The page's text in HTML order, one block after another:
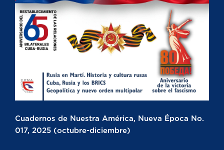
Cuadernos de Nuestra América, Nueva Época No.
017, 2025 (octubre-diciembre)